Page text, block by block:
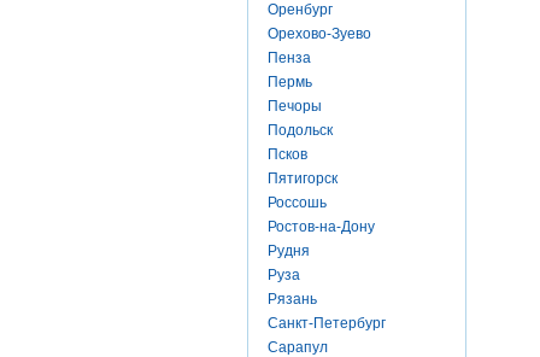
Оренбург
Орехово-Зуево
Пенза
Пермь
Печоры
Подольск
Псков
Пятигорск
Россошь
Ростов-на-Дону
Рудня
Руза
Рязань
Санкт-Петербург
Сарапул